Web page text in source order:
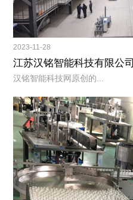
2023-11-28
江苏汉铭智能科技有限公司
汉铭智能科技网原创的...